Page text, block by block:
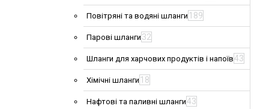
Повітряні та водяні шланги 189
Парові шланги 32
Шланги для харчових продуктів і напоїв43
Хімічні шланги 18
Нафтові та паливні шланги43